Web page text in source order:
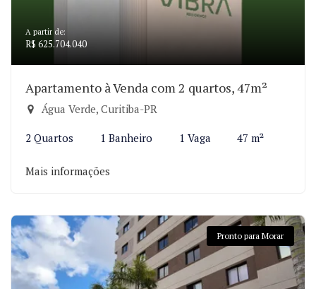
A partir de:
R$ 625.704.040
Apartamento à Venda com 2 quartos, 47m²
Água Verde, Curitiba-PR
2 Quartos 1 Banheiro 1 Vaga 47 m²
Mais informações
Pronto para Morar